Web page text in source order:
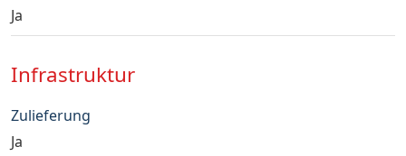
Ja
Infrastruktur
Zulieferung
Ja